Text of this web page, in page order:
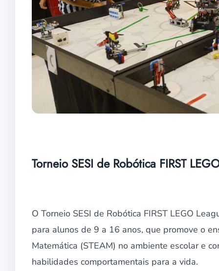
Torneio SESI de Robótica FIRST
O Torneio SESI de Robótica FIRST LEGO
para alunos de 9 a 16 anos, que promove o
Matemática (STEAM) no ambiente escolar e
habilidades comportamentais para a vida.